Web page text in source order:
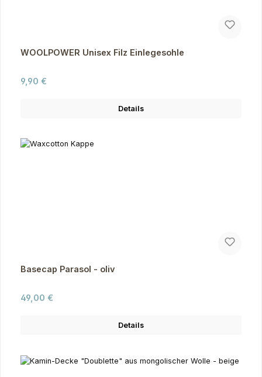
WOOLPOWER Unisex Filz Einlegesohle
Regulärer Preis:
9,90 €
Details
Basecap Parasol - oliv
Regulärer Preis:
49,00 €
Details